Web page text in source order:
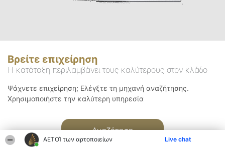
ΑΕΤΟΊ των αρτοποιείων Live chat
Βρείτε επιχείρηση
Η κατάταξη περιλαμβάνει τους καλύτερους στον κλάδο
Ψάχνετε επιχείρηση; Ελέγξτε τη μηχανή αναζήτησης.
Χρησιμοποιήστε την καλύτερη υπηρεσία
Αναζήτηση